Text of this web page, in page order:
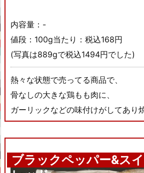
内容量：-
値段：100g当たり：税込168円
(写真は889gで税込1494円でした)
熱々な状態で売ってる商品で、
骨なしの大きな鶏もも肉に、
ガーリックなどの味付けがしてあり
ブラックペッパー&ス